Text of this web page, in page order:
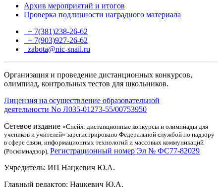
Архив мероприятий и итогов
Проверка подлинности наградного материала
+ 7(381)238-26-62
+ 7(903)927-26-62
zabota@nic-snail.ru
Организация и проведение дистанционных конкурсов,
олимпиад, контрольных тестов для школьников.
Лицензия на осуществление образовательной
деятельности No Л035-01273-55/00753950
Сетевое издание «Снейл: дистанционные конкурсы и олимпиады для
учеников и учителей» зарегистрировано Федеральной службой по надзору
в сфере связи, информационных технологий и массовых коммуникаций
(Роскомнадзор), Регистрационный номер Эл № ФС77-82029
Учредитель: ИП Нацкевич Ю.А.
Главный редактор: Нацкевич Ю.А.